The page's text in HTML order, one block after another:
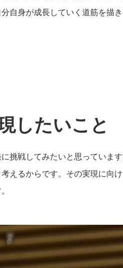
自身が成長していく道筋を描
したいこと
挑戦してみたいと思っていま
えるからです。その実現に向